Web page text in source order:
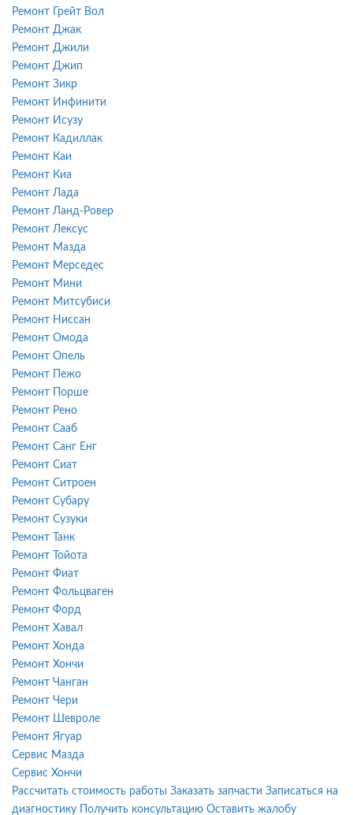
Ремонт Грейт Вол
Ремонт Джак
Ремонт Джили
Ремонт Джип
Ремонт Зикр
Ремонт Инфинити
Ремонт Исузу
Ремонт Кадиллак
Ремонт Каи
Ремонт Киа
Ремонт Лада
Ремонт Ланд-Ровер
Ремонт Лексус
Ремонт Мазда
Ремонт Мерседес
Ремонт Мини
Ремонт Митсубиси
Ремонт Ниссан
Ремонт Омода
Ремонт Опель
Ремонт Пежо
Ремонт Порше
Ремонт Рено
Ремонт Сааб
Ремонт Санг Енг
Ремонт Сиат
Ремонт Ситроен
Ремонт Субару
Ремонт Сузуки
Ремонт Танк
Ремонт Тойота
Ремонт Фиат
Ремонт Фольцваген
Ремонт Форд
Ремонт Хавал
Ремонт Хонда
Ремонт Хончи
Ремонт Чанган
Ремонт Чери
Ремонт Шевроле
Ремонт Ягуар
Сервис Мазда
Сервис Хончи
Рассчитать стоимость работы Заказать запчасти Записаться на
диагностику
Получить консультацию Оставить жалобу